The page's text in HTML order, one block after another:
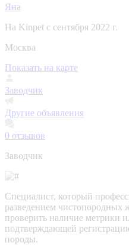
Яна
На Kinpet c сентября 2022 г.
Москва
Показать на карте
Заводчик
Другие объявления
0 отзывов
Заводчик
Специалист, который
разведением чистопородных
проверить наличие метрики
подтверждающей
породы.